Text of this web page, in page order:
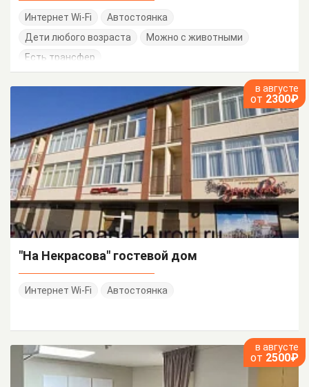
Интернет Wi-Fi
Автостоянка
Дети любого возраста
Можно с животными
Есть трансфер
в августе
от 2300₽
"На Некрасова" гостевой дом
Интернет Wi-Fi Автостоянка
в августе
от 2500₽